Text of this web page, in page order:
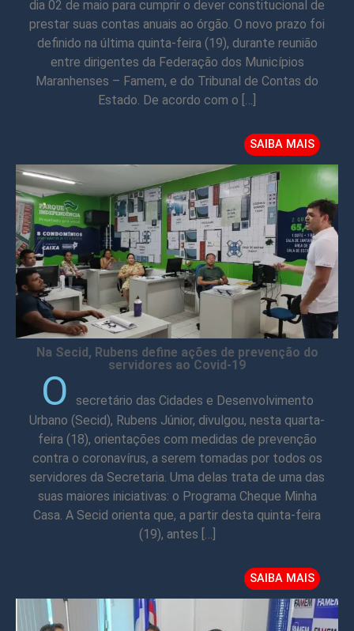
dia 02 de maio para cumprir o dever constitucional de
prestar suas contas anuais ao órgão. O novo prazo foi
definido na última quinta-feira (19), durante reunião
entre dirigentes da Federação dos Municípios
Maranhenses – Famem, e do Tribunal de Contas do
Estado. De acordo com o […]
SAIBA MAIS
Na Secid, Rubens define ações de prevenção do
servidores ao Covid-19
O
secretário das Cidades e Desenvolvimento
Urbano (Secid), Rubens Júnior, divulgou, nesta quarta-
feira (18), orientações com medidas de prevenção
contra o coronavírus, a serem tomadas por todos os
servidores da Secretaria. Uma delas trata de uma das
suas maiores iniciativas: o Programa Cheque Minha
Casa. A Secid orienta que, a partir desta quinta-feira
(19), antes […]
SAIBA MAIS